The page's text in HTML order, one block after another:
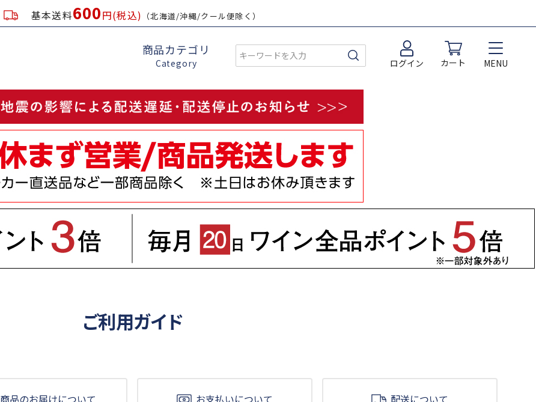
基本送料600円(税込) （北海道/沖縄/クール便除く）
商品カテゴリ
Category ログイン カート MENU
ご利用ガイド
商品のお届けについて お支払いについて 配送について